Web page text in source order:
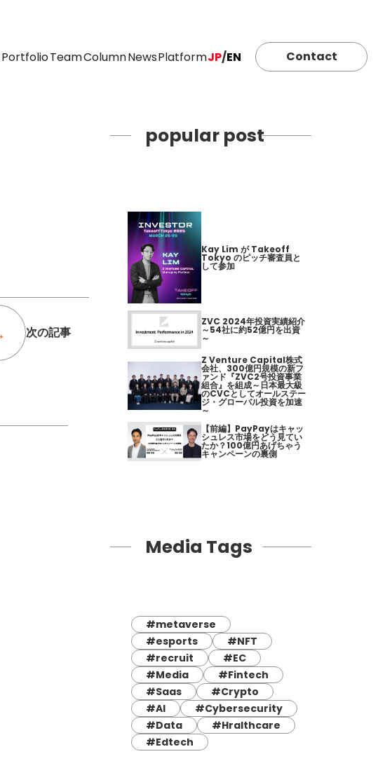
PortfolioTeamColumnNewsPlatformJP/EN Contact
次の記事
popular post
Kay Lim が Takeoff
Tokyo のピッチ審査員と
して参加
ZVC 2024年投資実績紹介
～54社に約52億円を出資
～
Z Venture Capital株式
会社、300億円規模の新フ
ァンド『ZVC2号投資事業
組合』を組成～日本最大級
のCVCとしてオールステー
ジ・グローバル投資を加速
～
【前編】PayPayはキャッ
シュレス市場をどう見てい
たか？100億円あげちゃう
キャンペーンの裏側
Media Tags
#metaverse
#esports
#NFT
#recruit
#EC
#Media
#Fintech
#Saas
#Crypto
#AI
#Cybersecurity
#Data
#Hralthcare
#Edtech